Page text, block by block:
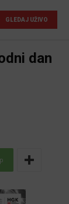
GLEDAJ UŽIVO
dan